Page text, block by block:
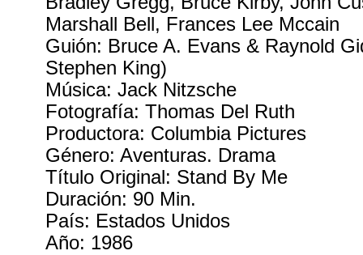
Marshall Bell, Frances Lee Mccain
Guión: Bruce A. Evans & Raynold
Stephen King)
Música: Jack Nitzsche
Fotografía: Thomas Del Ruth
Productora: Columbia Pictures
Género: Aventuras. Drama
Título Original: Stand By Me
Duración: 90 Min.
País: Estados Unidos
Año: 1986